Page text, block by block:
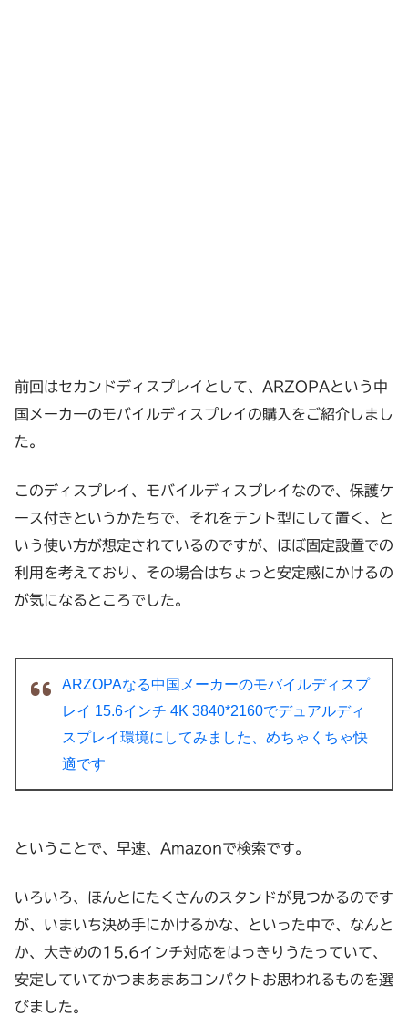
前回はセカンドディスプレイとして、ARZOPAという中
国メーカーのモバイルディスプレイの購入をご紹介しまし
た。
このディスプレイ、モバイルディスプレイなので、保護ケ
ース付きというかたちで、それをテント型にして置く、と
いう使い方が想定されているのですが、ほぼ固定設置での
利用を考えており、その場合はちょっと安定感にかけるの
が気になるところでした。
ARZOPAなる中国メーカーのモバイルディスプ
レイ 15.6インチ 4K 3840*2160でデュアルディ
スプレイ環境にしてみました、めちゃくちゃ快
適です
ということで、早速、Amazonで検索です。
いろいろ、ほんとにたくさんのスタンドが見つかるのです
が、いまいち決め手にかけるかな、といった中で、なんと
か、大きめの15.6インチ対応をはっきりうたっていて、
安定していてかつまあまあコンパクトお思われるものを選
びました。